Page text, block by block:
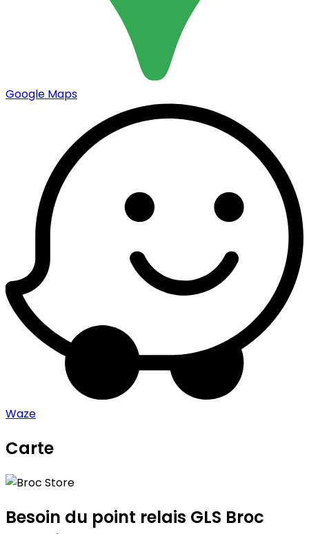
Google Maps
Waze
Carte
+
−
Besoin du point relais GLS Broc